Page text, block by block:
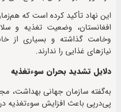
این نهاد تأکید کرده است که
افغانستان، وضعیت تغذیه و
وخامت گذاشته و بسیاری از
نیازهای غذایی را ندارند.
دلایل تشدید بحران سوءتغذیه
به‌گفته سازمان جهانی بهداشت،
پی‌درپی باعث افزایش سوءتغذیه